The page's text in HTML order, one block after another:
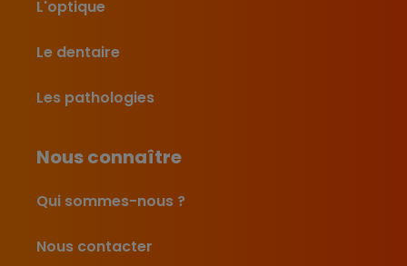
L'optique
Le dentaire
Les pathologies
Nous connaître
Qui sommes-nous ?
Nous contacter